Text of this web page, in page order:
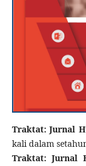
Traktat: Jurnal
kali dalam
Traktat: Jurnal